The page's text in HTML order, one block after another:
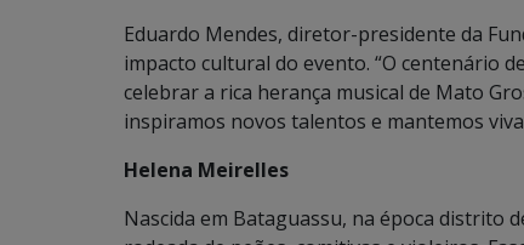
Eduardo Mendes, diretor-presidente da
impacto cultural do evento. “O centenário
celebrar a rica herança musical de Mato
inspiramos novos talentos e mantemos
Helena Meirelles
Nascida em Bataguassu, na época distrito